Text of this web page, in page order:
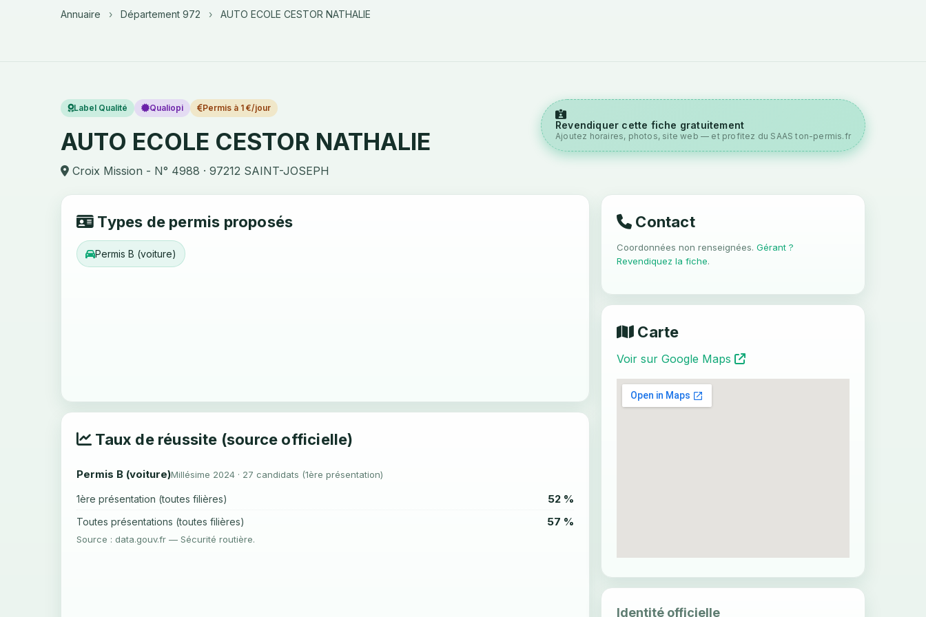
Annuaire › Département 972 › AUTO ECOLE CESTOR NATHALIE
Label Qualité Qualiopi Permis à 1 €/jour
AUTO ECOLE CESTOR NATHALIE
Croix Mission - N° 4988 · 97212 SAINT-JOSEPH
Revendiquer cette fiche gratuitement
Ajoutez horaires, photos, site web — et profitez du SAAS ton-permis.fr
Types de permis proposés
Permis B (voiture)
Taux de réussite (source officielle)
Permis B (voiture)Millésime 2024 · 27 candidats (1ère présentation)
1ère présentation (toutes filières) 52 %
Toutes présentations (toutes filières) 57 %
Source : data.gouv.fr — Sécurité routière.
Contact
Coordonnées non renseignées. Gérant ?
Revendiquez la fiche.
Carte
Voir sur Google Maps
Identité officielle